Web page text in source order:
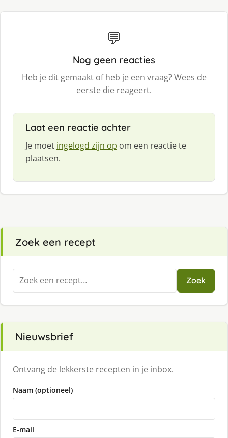
💬
Nog geen reacties
Heb je dit gemaakt of heb je een vraag? Wees de
eerste die reageert.
Laat een reactie achter
Je moet ingelogd zijn op om een reactie te
plaatsen.
Zoek een recept
Zoeken
naar:
Zoek
Nieuwsbrief
Ontvang de lekkerste recepten in je inbox.
Naam (optioneel)
E-mail